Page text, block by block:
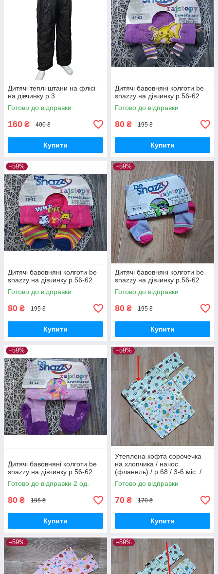
Дитячі теплі штани на флісі
на дівчинку р.3
Готово до відправки
160 ₴ 400 ₴
Купити
Дитячі бавовняні колготи be
snazzy на дівчинку р.56-62
Готово до відправки
80 ₴ 195 ₴
Купити
–59%
Дитячі бавовняні колготи be
snazzy на дівчинку р.56-62
Готово до відправки
80 ₴ 195 ₴
Купити
–59%
Дитячі бавовняні колготи be
snazzy на дівчинку р.56-62
Готово до відправки
80 ₴ 195 ₴
Купити
–59%
Дитячі бавовняні колготи be
snazzy на дівчинку р.56-62
Готово до відправки 2 од.
80 ₴ 195 ₴
Купити
–59%
Утеплена кофта сорочечка
на хлопчика / начос
(фланель) / р.68 / 3-6 міс. /
транспорт
Готово до відправки
70 ₴ 170 ₴
Купити
–59% –59%